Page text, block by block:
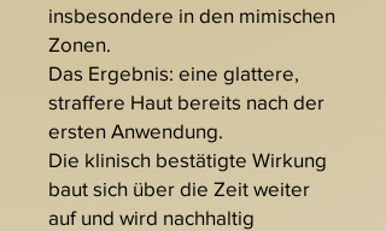
insbesondere in den mimischen
Zonen.
Das Ergebnis: eine glattere,
straffere Haut bereits nach der
ersten Anwendung.
Die klinisch bestätigte Wirkung
baut sich über die Zeit weiter
auf und wird nachhaltig